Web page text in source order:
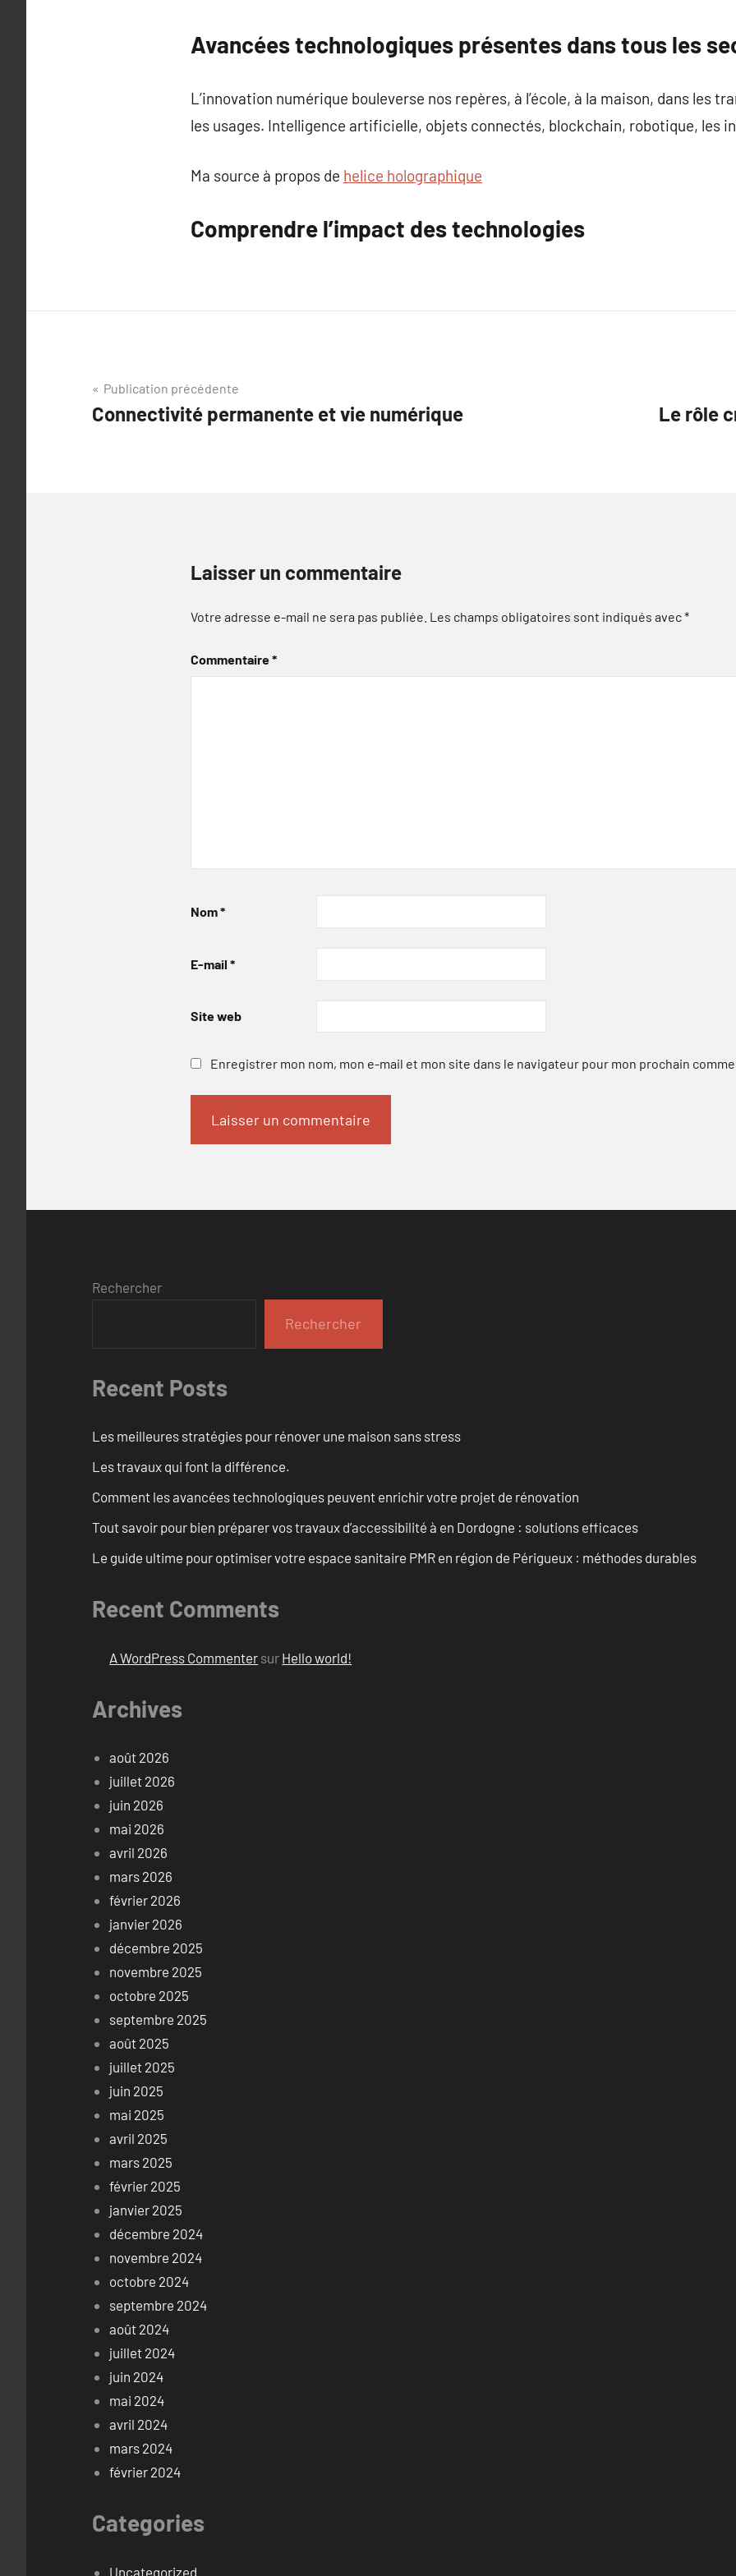
Avancées technologiques présentes dans tous les
L’innovation numérique bouleverse nos repères, à l’école, à la maison, dans les
les usages. Intelligence artificielle, objets connectés, blockchain, robotique, les
Ma source à propos de helice holographique
Comprendre l’impact des technologies
Navigation
de
Publication précédente
Connectivité permanente et vie numérique Le rôle
Laisser un commentaire
Votre adresse e-mail ne sera pas publiée. Les champs obligatoires sont indiqués avec*
Commentaire*
Nom*
E-mail *
Site web
Enregistrer mon nom, mon e-mail et mon site dans le navigateur pour mon prochain
Rechercher
Rechercher
Recent Posts
Les meilleures stratégies pour rénover une maison sans stress
Les travaux qui font la différence.
Comment les avancées technologiques peuvent enrichir votre projet de rénovation
Tout savoir pour bien préparer vos travaux d’accessibilité à en Dordogne : solutions efficaces
Le guide ultime pour optimiser votre espace sanitaire PMR en région de Périgueux : méthodes durables
Recent Comments
A WordPress Commenter sur Hello world!
Archives
août 2026
juillet 2026
juin 2026
mai 2026
avril 2026
mars 2026
février 2026
janvier 2026
décembre 2025
novembre 2025
octobre 2025
septembre 2025
août 2025
juillet 2025
juin 2025
mai 2025
avril 2025
mars 2025
février 2025
janvier 2025
décembre 2024
novembre 2024
octobre 2024
septembre 2024
août 2024
juillet 2024
juin 2024
mai 2024
avril 2024
mars 2024
février 2024
Categories
Uncategorized